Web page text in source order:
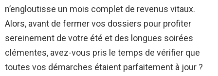
n’engloutisse un mois complet de revenus vitaux.
Alors, avant de fermer vos dossiers pour profiter
sereinement de votre été et des longues soirées
clémentes, avez-vous pris le temps de vérifier que
toutes vos démarches étaient parfaitement à jour ?